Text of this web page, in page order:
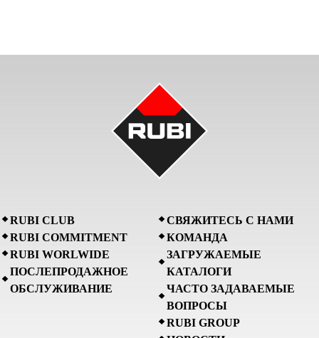
RUBI CLUB
RUBI COMMITMENT
RUBI WORLWIDE
ПОСЛЕПРОДАЖНОЕ
ОБСЛУЖИВАНИЕ
СВЯЖИТЕСЬ С НАМИ
КОМАНДА
ЗАГРУЖАЕМЫЕ
КАТАЛОГИ
ЧАСТО ЗАДАВАЕМЫЕ
ВОПРОСЫ
RUBI GROUP